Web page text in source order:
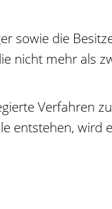
sowie die
nicht mehr als
Verfahren
entstehen,